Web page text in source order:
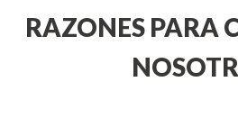
RAZONES PARA